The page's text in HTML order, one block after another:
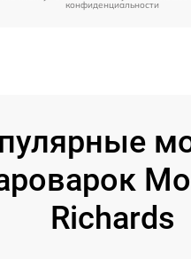
конфиденциальности
Richards